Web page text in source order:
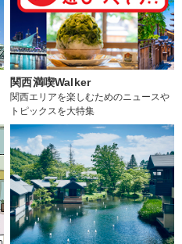
関西満喫Walker
関西エリアを楽しむためのニュースや
トピックスを大特集